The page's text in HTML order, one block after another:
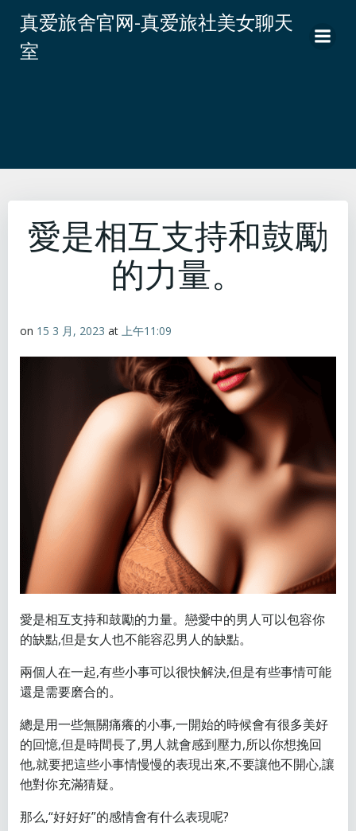
转
真爱旅舍官网-真爱旅社美女聊天
室
愛是相互支持和鼓勵
的力量。
on 15 3 月, 2023 at 上午11:09
愛是相互支持和鼓勵的力量。戀愛中的男人可以包容你
的缺點,但是女人也不能容忍男人的缺點。
兩個人在一起,有些小事可以很快解決,但是有些事情可能
還是需要磨合的。
總是用一些無關痛癢的小事,一開始的時候會有很多美好
的回憶,但是時間長了,男人就會感到壓力,所以你想挽回
他,就要把這些小事情慢慢的表現出來,不要讓他不開心,讓
他對你充滿猜疑。
那么,“好好好”的感情會有什么表現呢?